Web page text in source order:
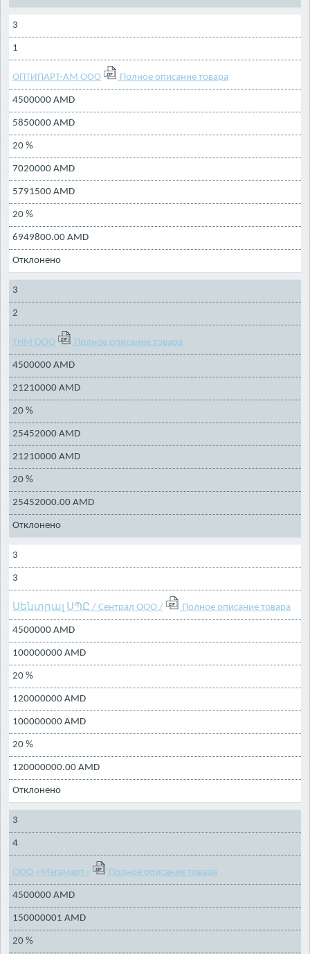
3
1
ОПТИПАРТ-АМ ООО Полное описание товара
4500000 AMD
5850000 AMD
20 %
7020000 AMD
5791500 AMD
20 %
6949800.00 AMD
Отклонено
3
2
ТНМ ООО Полное описание товара
4500000 AMD
21210000 AMD
20 %
25452000 AMD
21210000 AMD
20 %
25452000.00 AMD
Отклонено
3
3
Սենտրալ ՍՊԸ / Сентрал ООО / Полное описание товара
4500000 AMD
100000000 AMD
20 %
120000000 AMD
100000000 AMD
20 %
120000000.00 AMD
Отклонено
3
4
ООО «Мегамарт» Полное описание товара
4500000 AMD
150000001 AMD
20 %